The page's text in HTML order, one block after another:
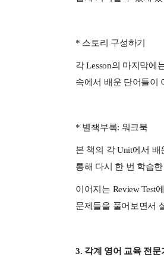
* 스토리 구성하기
각 Lesson의 마지막에
속에서 배운 단어들이
* 별책부록: 워크북
본 책의 각 Unit에서
통해 다시 한 번 학습
이어지는 Review Test
문제들을 풀어보면서
3. 각계 영어 교육 전